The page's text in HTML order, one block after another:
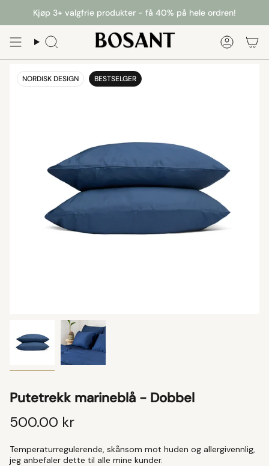
Kjøp 3+ valgfrie produkter - få 40% på hele ordren!
NORDISK DESIGN BESTSELGER
Putetrekk marineblå - Dobbel
500.00 kr
Temperaturregulerende, skånsom mot huden og allergivennlig,
jeg anbefaler dette til alle mine kunder.